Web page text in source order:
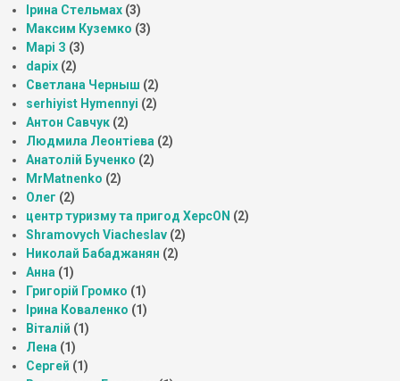
Ірина Стельмах (3)
Максим Куземко (3)
Марі З (3)
dapix (2)
Светлана Черныш (2)
serhiyist Hymennyi (2)
Антон Савчук (2)
Людмила Леонтіева (2)
Анатолій Бученко (2)
MrMatnenko (2)
Олег (2)
центр туризму та пригод ХерсON (2)
Shramovych Viacheslav (2)
Николай Бабаджанян (2)
Анна (1)
Григорій Громко (1)
Ірина Коваленко (1)
Віталій (1)
Лена (1)
Сергей (1)